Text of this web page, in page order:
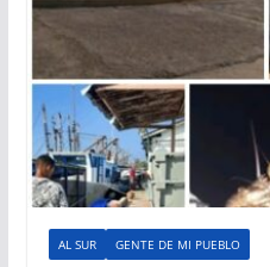
AL SUR GENTE DE MI PUEBLO